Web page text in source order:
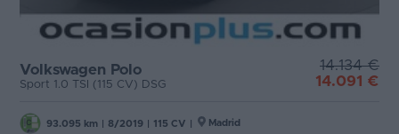
Volkswagen Polo
Sport 1.0 TSI (115 CV) DSG
14.134 €
14.091 €
93.095 km 8/2019 115 CV Madrid